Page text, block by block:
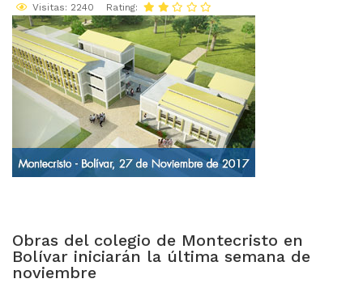
Visitas: 2240
Rating:
Obras del colegio de Montecristo en
Bolívar iniciarán la última semana de
noviembre